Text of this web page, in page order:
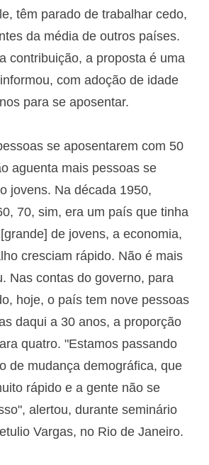
têm parado de trabalhar cedo,
da média de outros países.
contribuição, a proposta é uma
com adoção de idade
para se aposentar.
se aposentarem com 50
aguenta mais pessoas se
jovens. Na década 1950,
70, sim, era um país que tinha
de jovens, a economia,
cresciam rápido. Não é mais
Nas contas do governo, para
hoje, o país tem nove pessoas
daqui a 30 anos, a proporção
quatro. "Estamos passando
de mudança demográfica, que
rápido e a gente não se
alertou, durante seminário
Vargas, no Rio de Janeiro.